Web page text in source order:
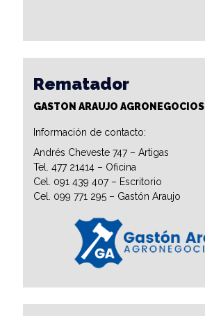
Rematador
GASTON ARAUJO AGRONEGOCIOS
Información de contacto:
Andrés Cheveste 747 – Artigas
Tel. 477 21414 – Oficina
Cel. 091 439 407 – Escritorio
Cel. 099 771 295 – Gastón Araujo